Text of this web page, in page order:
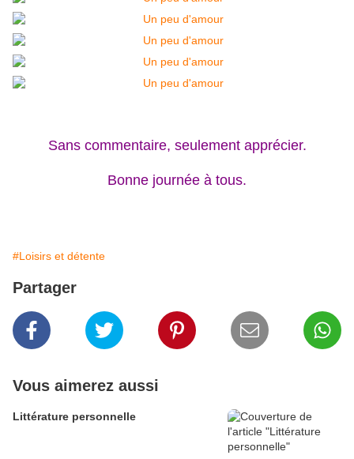
Sans commentaire, seulement apprécier.
Bonne journée à tous.
#Loisirs et détente
Partager
Vous aimerez aussi
Littérature personnelle